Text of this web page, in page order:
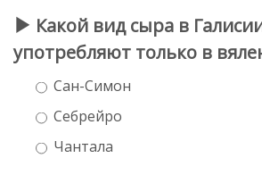
Какой вид сыра в
употребляют только в
Сан-Симон
Себрейро
Чантала